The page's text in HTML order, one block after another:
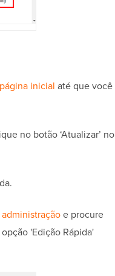
página inicial até que você
no botão ‘Atualizar’ no
e procure
'Edição Rápida'